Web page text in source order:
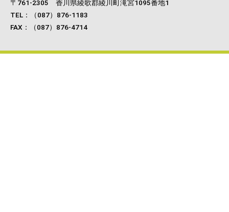
〒761-2305 香川県綾歌郡綾川町滝宮1095番地1
TEL：（087）876-1183
FAX：（087）876-4714